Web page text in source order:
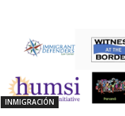
INMIGRACIÓN